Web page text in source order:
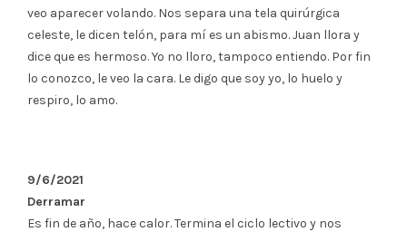
veo aparecer volando. Nos separa una tela quirúrgica
celeste, le dicen telón, para mí es un abismo. Juan llora y
dice que es hermoso. Yo no lloro, tampoco entiendo. Por fin
lo conozco, le veo la cara. Le digo que soy yo, lo huelo y
respiro, lo amo.
9/6/2021
Derramar
Es fin de año, hace calor. Termina el ciclo lectivo y nos